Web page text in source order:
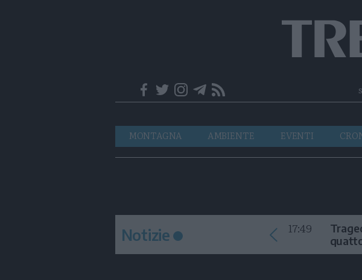
RSS
Navigazione
principale
MONTAGNA AMBIENTE EVENTI
Notizie 17:49
muore